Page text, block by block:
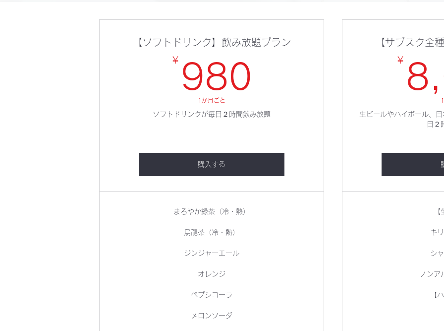
【ソフトドリンク】飲み放題プラン
￥ 980
1か月ごと
ソフトドリンクが毎日２時間飲み放題
購入する
まろやか緑茶（冷・熱）
烏龍茶（冷・熱）
ジンジャーエール
オレンジ
ペプシコーラ
メロンソーダ
【サブスク全
￥
生ビールやハイボール、
日２
キ
シ
ノンア
【